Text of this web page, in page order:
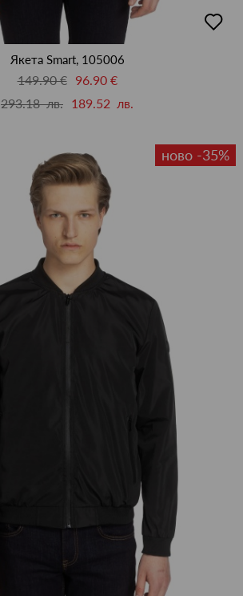
в
Якета Smart, 105006
149.90 €
96.90 €
293.18 лв. 189.52 лв.
ново -35%